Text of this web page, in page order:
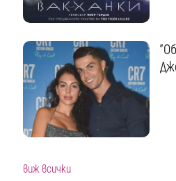
виж всички